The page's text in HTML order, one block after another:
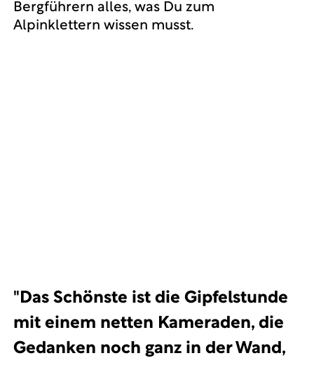
Bergführern alles, was Du zum
Alpinklettern wissen musst.
"Das Schönste ist die Gipfelstunde
mit einem netten Kameraden, die
Gedanken noch ganz in der Wand,